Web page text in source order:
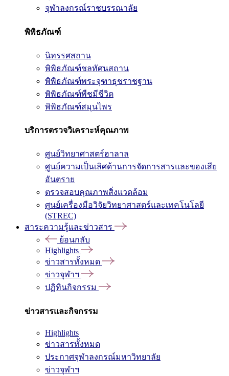
จุฬาลงกรณ์ราชบรรณาลัย
พิพิธภัณฑ์
นิทรรศสถาน
พิพิธภัณฑ์ชลทัศนสถาน
พิพิธภัณฑ์พระจุฑาธุชราชฐาน
พิพิธภัณฑ์พืชมีชีวิต
พิพิธภัณฑ์สมุนไพร
บริการตรวจวิเคราะห์คุณภาพ
ศูนย์วิทยาศาสตร์ฮาลาล
ศูนย์ความเป็นเลิศด้านการจัดการสารและของเสีย
อันตราย
ตรวจสอบคุณภาพสิ่งแวดล้อม
ศูนย์เครื่องมือวิจัยวิทยาศาสตร์และเทคโนโลยี
(STREC)
สาระความรู้และข่าวสาร
ย้อนกลับ
Highlights
ข่าวสารทั้งหมด
ข่าวจุฬาฯ
ปฏิทินกิจกรรม
ข่าวสารและกิจกรรม
Highlights
ข่าวสารทั้งหมด
ประกาศจุฬาลงกรณ์มหาวิทยาลัย
ข่าวจุฬาฯ